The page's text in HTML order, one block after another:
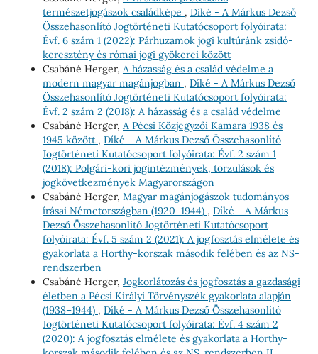
természetjogászok családképe , Díké - A Márkus Dezső
Összehasonlító Jogtörténeti Kutatócsoport folyóirata:
Évf. 6 szám 1 (2022): Párhuzamok jogi kultúránk zsidó-
keresztény és római jogi gyökerei között
Csabáné Herger, A házasság és a család védelme a
modern magyar magánjogban , Díké - A Márkus Dezső
Összehasonlító Jogtörténeti Kutatócsoport folyóirata:
Évf. 2 szám 2 (2018): A házasság és a család védelme
Csabáné Herger, A Pécsi Közjegyzői Kamara 1938 és
1945 között , Díké - A Márkus Dezső Összehasonlító
Jogtörténeti Kutatócsoport folyóirata: Évf. 2 szám 1
(2018): Polgári-kori jogintézmények, torzulások és
jogkövetkezmények Magyarországon
Csabáné Herger, Magyar magánjogászok tudományos
írásai Németországban (1920–1944) , Díké - A Márkus
Dezső Összehasonlító Jogtörténeti Kutatócsoport
folyóirata: Évf. 5 szám 2 (2021): A jogfosztás elmélete és
gyakorlata a Horthy-korszak második felében és az NS-
rendszerben
Csabáné Herger, Jogkorlátozás és jogfosztás a gazdasági
életben a Pécsi Királyi Törvényszék gyakorlata alapján
(1938–1944) , Díké - A Márkus Dezső Összehasonlító
Jogtörténeti Kutatócsoport folyóirata: Évf. 4 szám 2
(2020): A jogfosztás elmélete és gyakorlata a Horthy-